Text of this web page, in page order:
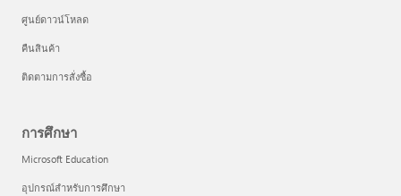
ศูนย์ดาวน์โหลด
คืนสินค้า
ติดตามการสั่งซื้อ
การศึกษา
Microsoft Education
อุปกรณ์สำหรับการศึกษา